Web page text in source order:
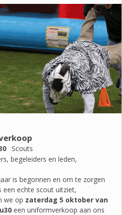
Scouts
begeleiders en leden,
is begonnen en om te zorgen
een echte scout uitziet,
we op zaterdag 5 oktober van
een uniformverkoop aan ons